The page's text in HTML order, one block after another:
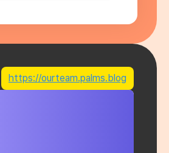
https://ourteam.palms.blog